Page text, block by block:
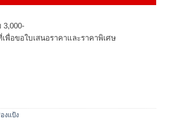
พื่อขอใบเสนอราคาและราคาพิเศษ
งแป้ง